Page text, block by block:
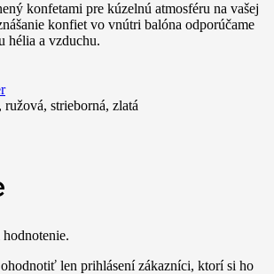
konfetami pre kúzelnú atmosféru na vašej
konfiet vo vnútri balóna odporúčame
hélia a vzduchu.
ružová, strieborná, zlatá
len prihlásení zákazníci, ktorí si ho